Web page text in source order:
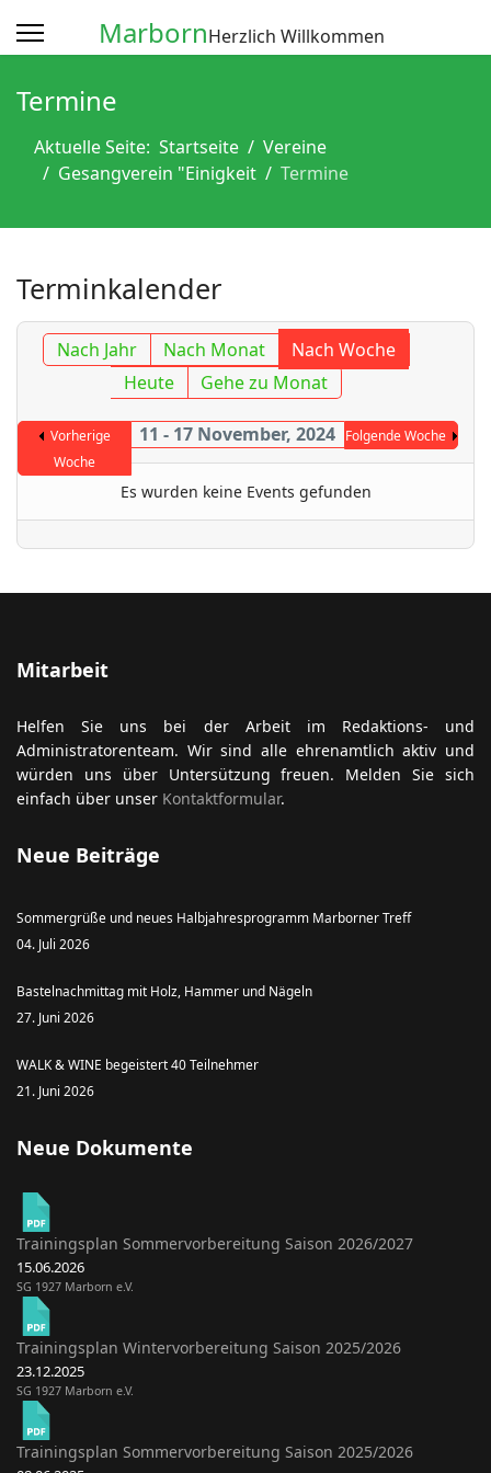
MarbornHerzlich Willkommen
Termine
Aktuelle Seite: Startseite
Vereine
Gesangverein "Einigkeit
Termine
Terminkalender
Nach Jahr Nach Monat
Nach Woche
Heute
Gehe zu Monat
Vorherige
Woche
11 - 17 November, 2024 Folgende Woche
Es wurden keine Events gefunden
Mitarbeit
Helfen Sie uns bei der Arbeit im Redaktions- und
Administratorenteam. Wir sind alle ehrenamtlich aktiv und
würden uns über Untersützung freuen. Melden Sie sich
einfach über unser Kontaktformular.
Neue Beiträge
Sommergrüße und neues Halbjahresprogramm Marborner Treff
04. Juli 2026
Bastelnachmittag mit Holz, Hammer und Nägeln
27. Juni 2026
WALK & WINE begeistert 40 Teilnehmer
21. Juni 2026
Neue Dokumente
Trainingsplan Sommervorbereitung Saison 2026/2027
15.06.2026
SG 1927 Marborn e.V.
Trainingsplan Wintervorbereitung Saison 2025/2026
23.12.2025
SG 1927 Marborn e.V.
Trainingsplan Sommervorbereitung Saison 2025/2026
anzeigen